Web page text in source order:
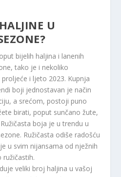
U
bijelih haljina i lanenih
tako je i nekoliko
i ljeto 2023. Kupnja
boji jednostavan je način
a srećom, postoji puno
birati, poput sunčano žute,
boja je u trendu u
Ružičasta odiše radošću
u svim nijansama od nježnih
ružičastih.
veliki broj haljina u vašoj